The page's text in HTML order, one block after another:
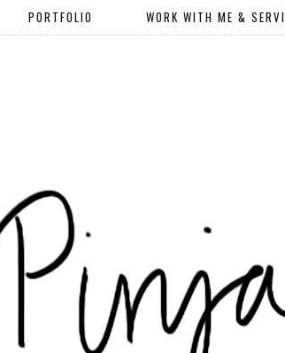
PORTFOLIO WORK WITH ME &